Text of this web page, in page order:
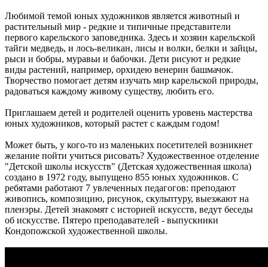
Любимой темой юных художников является животный и
растительный мир - редкие и типичные представители
первого карельского заповедника. Здесь и хозяин карельской
тайги медведь, и лось-великан, лисы и волки, белки и зайцы,
рыси и бобры, муравьи и бабочки. Дети рисуют и редкие
виды растений, например, орхидею венерин башмачок.
Творчество помогает детям изучать мир карельской природы,
радоваться каждому живому существу, любить его.
Приглашаем детей и родителей оценить уровень мастерства
юных художников, который растет с каждым годом!
Может быть, у кого-то из маленьких посетителей возникнет
желание пойти учиться рисовать? Художественное отделение
"Детской школы искусств" (Детская художественная школа)
создано в 1972 году, выпущено 855 юных художников. С
ребятами работают 7 увлеченных педагогов: преподают
живопись, композицию, рисунок, скульптуру, выезжают на
пленэры. Детей знакомят с историей искусств, ведут беседы
об искусстве. Пятеро преподавателей - выпускники
Кондопожской художественной школы.